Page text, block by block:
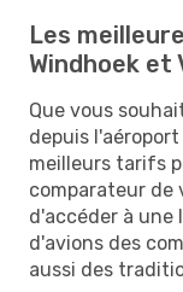
Les
Windhoek et
Que vous
depuis
meilleurs tarifs
comparateur de
d'accéder à une
d'avions des
aussi des